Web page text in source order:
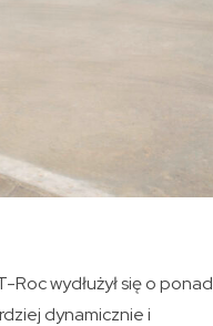
wydłużył się o ponad
dynamicznie i